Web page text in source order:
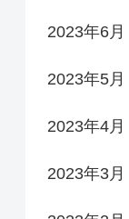
2023年6月
2023年5月
2023年4月
2023年3月